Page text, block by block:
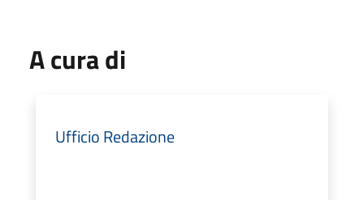
A cura di
Ufficio Redazione